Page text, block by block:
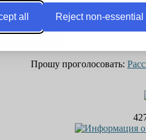
all Reject non-essential
Администратор отключил
#5
Прошу проголосовать: